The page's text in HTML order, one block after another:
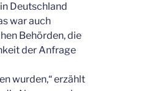
Deutschland
war auch
Behörden, die
der Anfrage
wurden,“ erzählt